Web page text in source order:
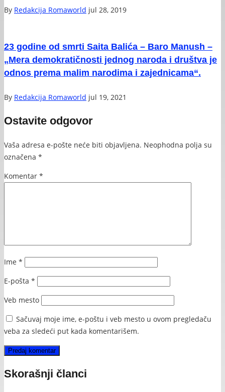
By Redakcija Romaworld jul 28, 2019
23 godine od smrti Saita Balića – Baro Manush –
„Mera demokratičnosti jednog naroda i društva je
odnos prema malim narodima i zajednicama“.
By Redakcija Romaworld jul 19, 2021
Ostavite odgovor
Vaša adresa e-pošte neće biti objavljena. Neophodna polja su
označena *
Komentar *
Ime *
E-pošta *
Veb mesto
Sačuvaj moje ime, e-poštu i veb mesto u ovom pregledaču
veba za sledeći put kada komentarišem.
Skorašnji članci